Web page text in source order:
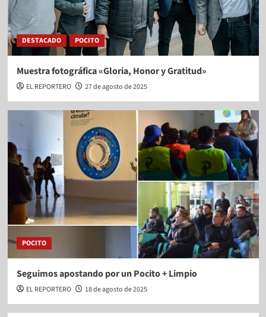
DESTACADO POCITO
Muestra fotográfica «Gloria, Honor y Gratitud»
EL REPORTERO 27 de agosto de 2025
POCITO
Seguimos apostando por un Pocito + Limpio
EL REPORTERO 18 de agosto de 2025